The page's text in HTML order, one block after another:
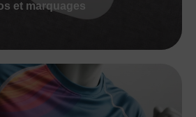
et marquages